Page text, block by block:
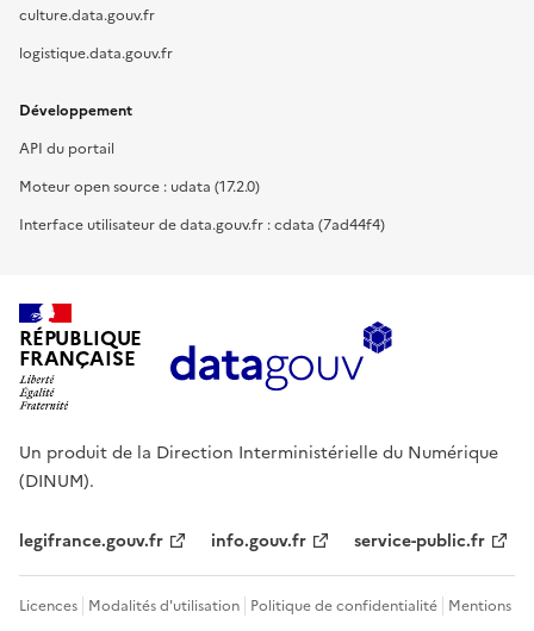
culture.data.gouv.fr
logistique.data.gouv.fr
Développement
API du portail
Moteur open source : udata (17.2.0)
Interface utilisateur de data.gouv.fr : cdata (7ad44f4)
RÉPUBLIQUE
FRANÇAISE
Un produit de la Direction Interministérielle du Numérique
(DINUM).
legifrance.gouv.fr info.gouv.fr service-public.fr
Licences Modalités d'utilisation Politique de confidentialité Mentions